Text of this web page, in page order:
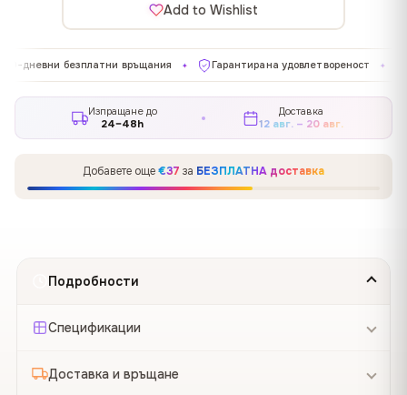
Add to Wishlist
връщания ✦ Гарантирана удовлетвореност ✦
Изпращане до
24–48h
Доставка
12 авг. – 20 авг.
Добавете още€37 за БЕЗПЛАТНА доставка
Подробности
Спецификации
Доставка и връщане